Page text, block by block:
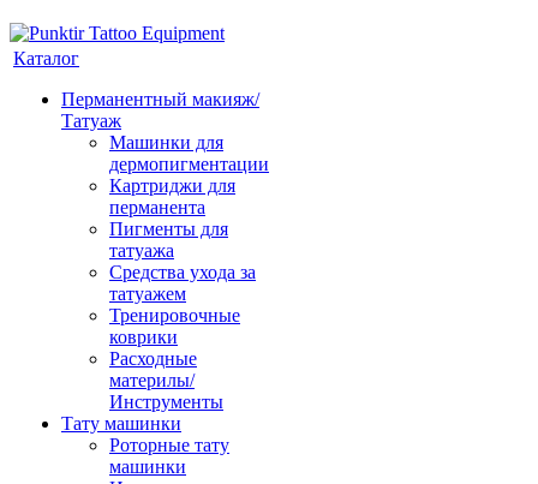
Каталог
Перманентный макияж/
Татуаж
Машинки для
дермопигментации
Картриджи для
перманента
Пигменты для
татуажа
Средства ухода за
татуажем
Тренировочные
коврики
Расходные
материлы/
Инструменты
Тату машинки
Роторные тату
машинки